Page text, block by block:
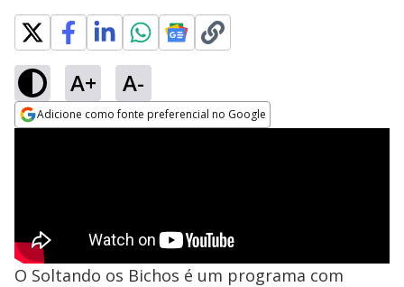
A+ A-
Adicione como fonte preferencial no Google
O Soltando os Bichos é um programa com